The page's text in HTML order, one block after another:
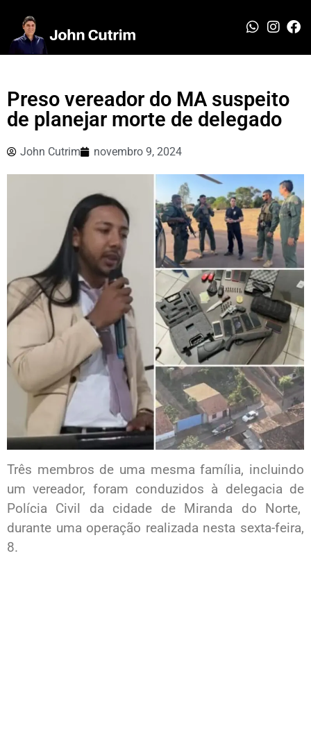
Preso vereador do MA suspeito
de planejar morte de delegado
John Cutrim novembro 9, 2024
Três membros de uma mesma família, incluindo
um vereador, foram conduzidos à delegacia de
Polícia Civil da cidade de Miranda do Norte,
durante uma operação realizada nesta sexta-feira,
8.